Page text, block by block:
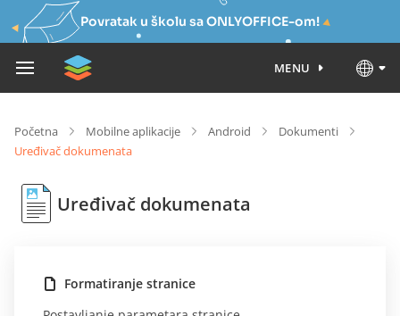
Povratak u školu sa ONLYOFFICE-om!
MENU
Početna Mobilne aplikacije Android
Dokumenti
Uređivač dokumenata
Uređivač dokumenata
Formatiranje stranice